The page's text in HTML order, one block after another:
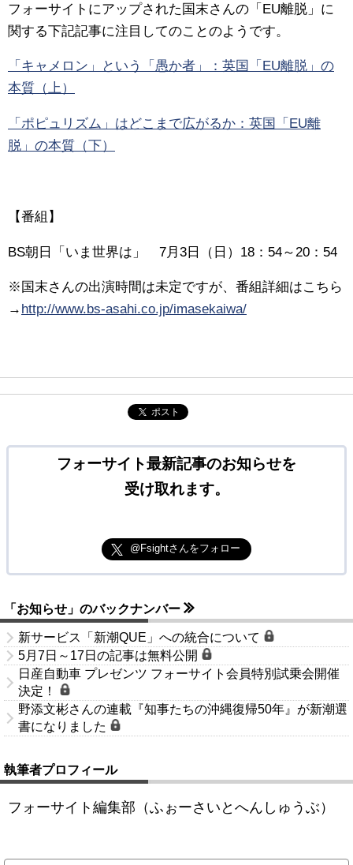
フォーサイトにアップされた国末さんの「EU離脱」に
関する下記記事に注目してのことのようです。
「キャメロン」という「愚か者」：英国「EU離脱」の
本質（上）
「ポピュリズム」はどこまで広がるか：英国「EU離
脱」の本質（下）
【番組】
BS朝日「いま世界は」 7月3日（日）18：54～20：54
※国末さんの出演時間は未定ですが、番組詳細はこちら
→ http://www.bs-asahi.co.jp/imasekaiwa/
ポスト
フォーサイト最新記事のお知らせを
受け取れます。
@Fsightさんをフォロー
「お知らせ」のバックナンバー
新サービス「新潮QUE」への統合について
5月7日～17日の記事は無料公開
日産自動車 プレゼンツ フォーサイト会員特別試乗会開催
決定！
野添文彬さんの連載『知事たちの沖縄復帰50年』が新潮選
書になりました
執筆者プロフィール
フォーサイト編集部（ふぉーさいとへんしゅうぶ）